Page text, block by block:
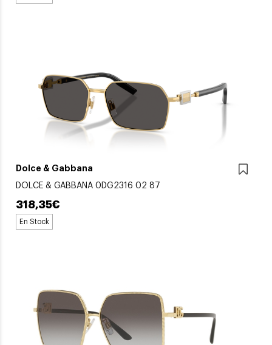
Dolce & Gabbana
DOLCE & GABBANA 0DG2316 02 87
318,35€
En Stock